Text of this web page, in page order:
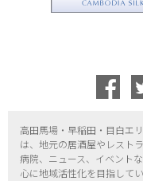
高田馬場・早稲田・目白エ
は、地元の居酒屋やレスト
病院、ニュース、イベント
心に地域活性化を目指してい